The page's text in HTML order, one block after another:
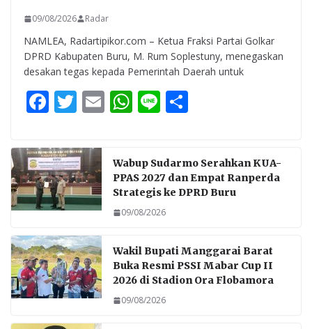
09/08/2026 Radar
NAMLEA, Radartipikor.com – Ketua Fraksi Partai Golkar
DPRD Kabupaten Buru, M. Rum Soplestuny, menegaskan
desakan tegas kepada Pemerintah Daerah untuk
F
e
b
o
o
k
T
itt
er
E W
s
A
p
Li
e
Wabup Sudarmo Serahkan KUA-
PPAS 2027 dan Empat Ranperda
Strategis ke DPRD Buru
09/08/2026
Wakil Bupati Manggarai Barat
Buka Resmi PSSI Mabar Cup II
2026 di Stadion Ora Flobamora
09/08/2026